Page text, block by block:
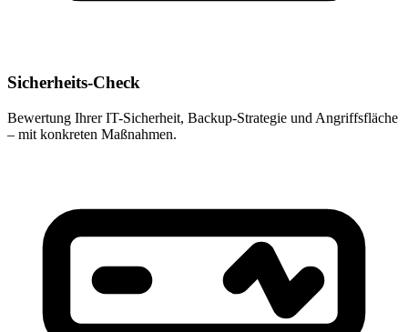
Sicherheits-Check
Bewertung Ihrer IT-Sicherheit, Backup-Strategie und Angriffsfläche
– mit konkreten Maßnahmen.